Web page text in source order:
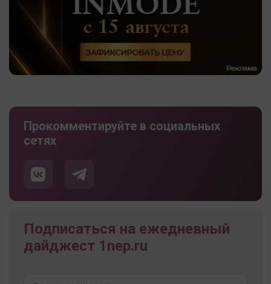
Прокомментируйте в социальных
сетях
Подписаться на ежедневный
дайджест 1nep.ru